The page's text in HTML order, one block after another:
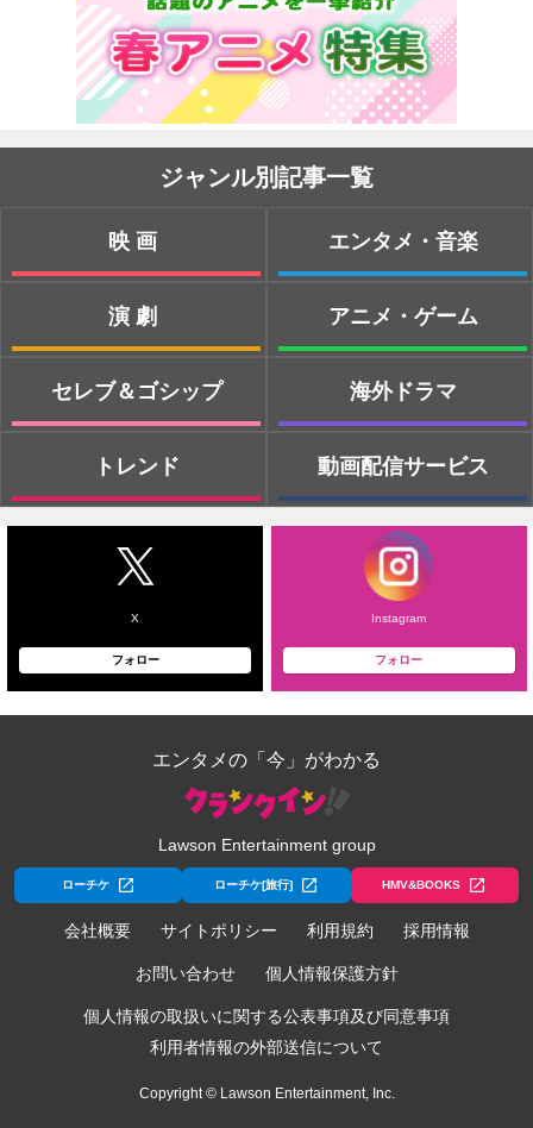
ジャンル別記事一覧
映画
演劇
セレブ＆ゴシップ
トレンド
エンタメ・音楽
アニメ・ゲーム
海外ドラマ
動画配信サービス
X
フォロー
Instagram
フォロー
エンタメの「今」がわかる
Lawson Entertainment group
ローチケ ローチケ[旅行] HMV&BOOKS
会社概要 サイトポリシー 利用規約 採用情報
お問い合わせ 個人情報保護方針
個人情報の取扱いに関する公表事項及び同意事項
利用者情報の外部送信について
Copyright © Lawson Entertainment, Inc.